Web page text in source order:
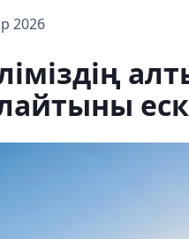
2026